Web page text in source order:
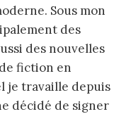
Sous mon
des
des nouvelles
fiction en
je travaille depuis
décidé de signer